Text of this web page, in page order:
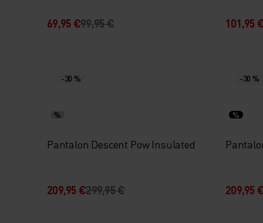
69,95 €99,95 € 101,95
-30 %
%
Pantalon Descent Pow Insulated
209,95 €299,95 €
-30 %
%
209,95